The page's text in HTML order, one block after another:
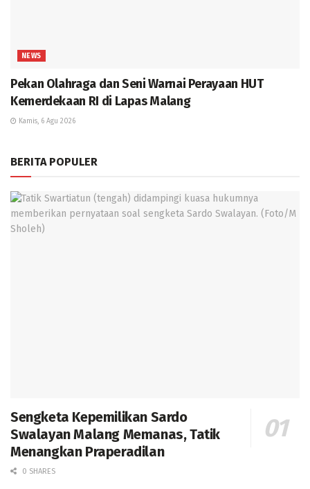
NEWS
Pekan Olahraga dan Seni Warnai Perayaan HUT
Kemerdekaan RI di Lapas Malang
Kamis, 6 Agu 2026
BERITA POPULER
Sengketa Kepemilikan Sardo
Swalayan Malang Memanas, Tatik
Menangkan Praperadilan
0 SHARES